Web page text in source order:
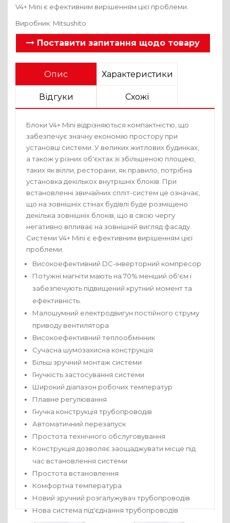
V4+ Mini є ефективним вирішенням цієї проблеми.
Виробник: Mitsushito
Поставити запитання щодо товару
Опис Характеристики
Відгуки Схожі
Блоки V4+ Mini відрізняються компактністю, що
забезпечує значну економію простору при
установці системи. У великих житлових будинках,
а також у різних об'єктах зі збільшеною площею,
таких як вілли, ресторани, як правило, потрібна
установка декількох внутрішніх блоків. При
встановленні звичайних спліт-систем це означає,
що на зовнішніх стінах будівлі буде розміщено
декілька зовнішніх блоків, що в свою чергу
негативно впливає на зовнішній вигляд фасаду.
Системи V4+ Mini є ефективним вирішенням цієї
проблеми.
Високоефективний DC-інверторний компресор
Потужні магніти мають на 70% менший об'єм і
забезпечують підвищений крутний момент та
ефективність.
Малошумний електродвигун постійного струму
приводу вентилятора
Високоефективний теплообмінник
Сучасна шумозахисна конструкція
Більш зручний монтаж системи
Гнучкість застосування системи
Широкий діапазон робочих температур
Плавне регулювання
Гнучка конструкція трубопроводів
Автоматичний перезапуск
Простота технічного обслуговування
Конструкція дозволяє заощаджувати місце під
час встановлення системи
Простота встановлення
Комфортна температура
Новий зручний розгалужувач трубопроводів
Нова система під'єднання трубопроводів
Коментарі
E-mail
Будь
ласка,
напишіть
коментар
Рейтинг